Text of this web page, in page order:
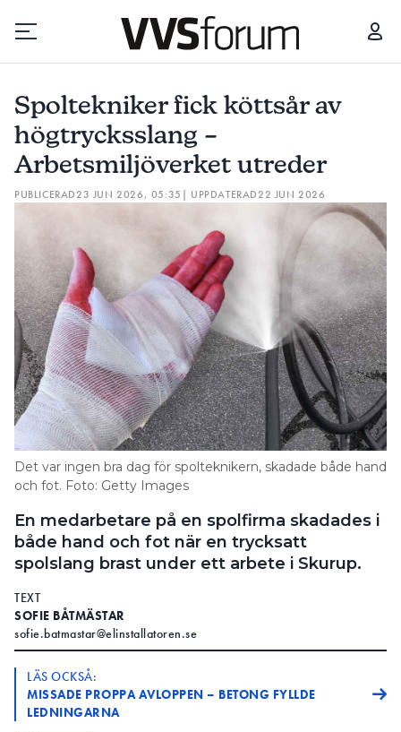
Prenumerera
Hantera prenumeration
Lediga jobb
Annonsera
Läs E-tidningen
Om tidningen
Kontakt
Information om GDPR
Search for:
SEARCH
Spoltekniker fick köttsår av
högtrycksslang –
Arbetsmiljöverket utreder
PUBLICERAD23 JUN 2026, 05:35 | UPPDATERAD22 JUN 2026
Det var ingen bra dag för spolteknikern, skadade både hand
och fot. Foto: Getty Images
En medarbetare på en spolfirma skadades i
både hand och fot när en trycksatt
spolslang brast under ett arbete i Skurup.
TEXT
SOFIE BÅTMÄSTAR
sofie.batmastar@elinstallatoren.se
LÄS OCKSÅ:
MISSADE PROPPA AVLOPPEN – BETONG FYLLDE
LEDNINGARNA